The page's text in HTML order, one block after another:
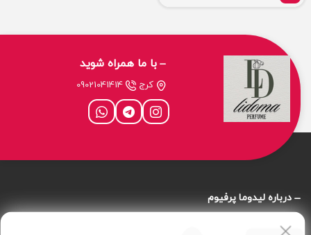
با ما همراه شوید
کرج 09021041414
درباره‌ لیدوما پرفیوم
درباره‌ ما